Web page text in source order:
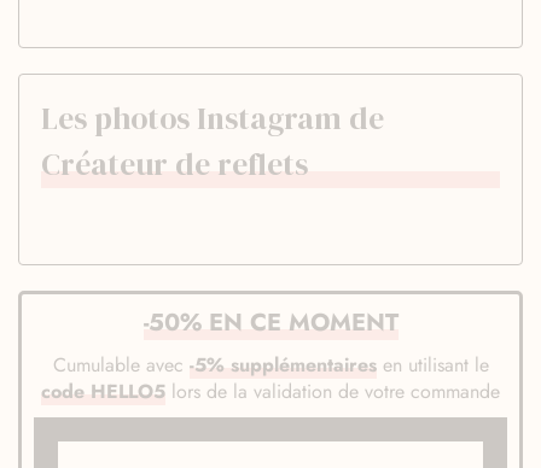
Les photos Instagram de
Créateur de reflets
-50% EN CE MOMENT
Cumulable avec -5% supplémentairesen utilisant le
code HELLO5 lors de la validation de votre commande